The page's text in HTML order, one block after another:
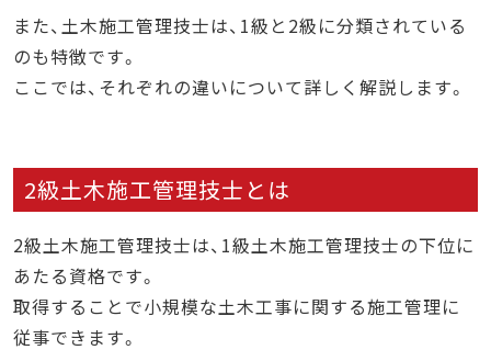
また、土木施工管理技士は、1級と2級に分類されている
のも特徴です。
ここでは、それぞれの違いについて詳しく解説します。
2級土木施工管理技士とは
2級土木施工管理技士は、1級土木施工管理技士の下位に
あたる資格です。
取得することで小規模な土木工事に関する施工管理に
従事できます。